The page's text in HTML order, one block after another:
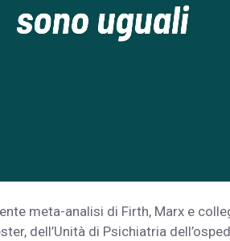
meta-analisi di Firth, Marx e
dell’Unità di Psichiatria